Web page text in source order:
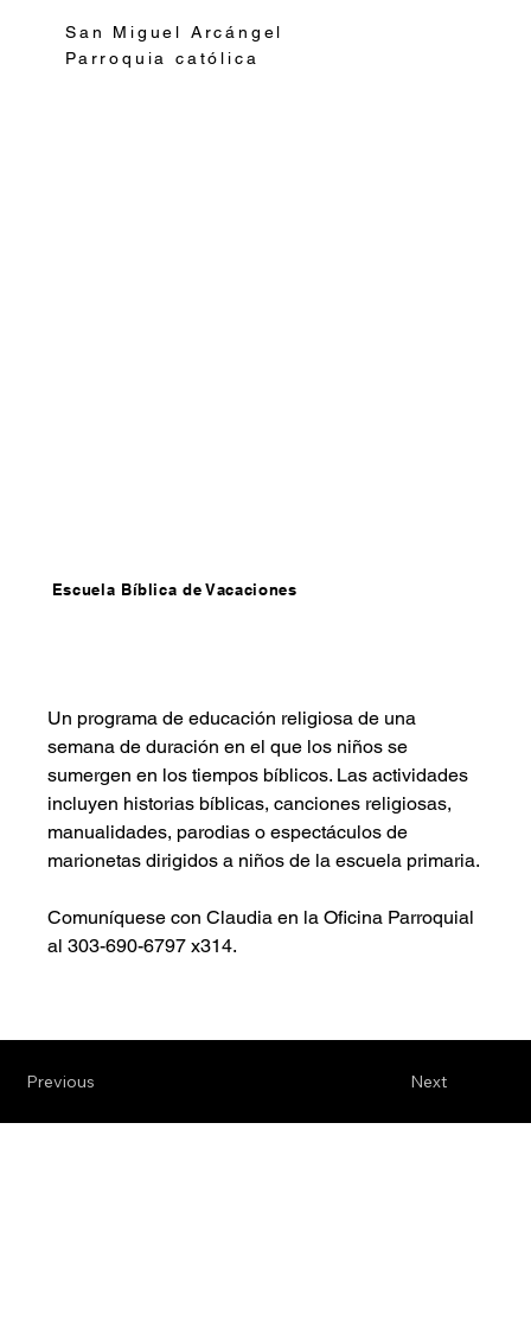
San Miguel Arcángel
Parroquia católica
Un programa de educación religiosa de una
semana de duración en el que los niños se
sumergen en los tiempos bíblicos. Las actividades
incluyen historias bíblicas, canciones religiosas,
manualidades, parodias o espectáculos de
marionetas dirigidos a niños de la escuela primaria.
Comuníquese con Claudia en la Oficina Parroquial
al 303-690-6797 x314.
Escuela Bíblica de Vacaciones
Next
Previous